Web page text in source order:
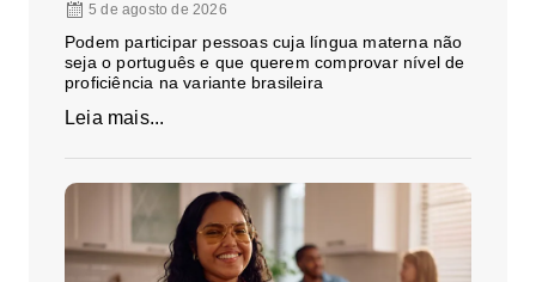
5 de agosto de 2026
Podem participar pessoas cuja língua materna não
seja o português e que querem comprovar nível de
proficiência na variante brasileira
Leia mais...